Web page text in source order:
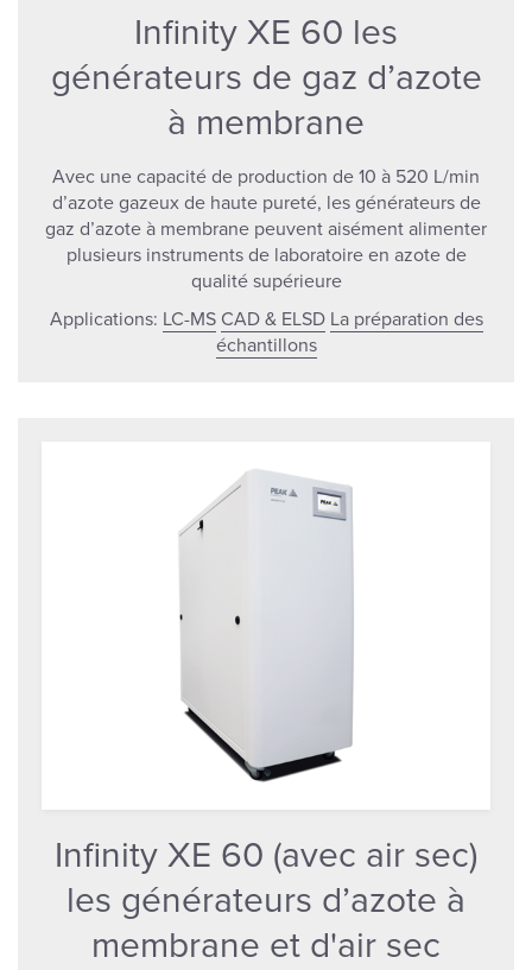
Infinity XE 60 les
générateurs de gaz d’azote
à membrane
Avec une capacité de production de 10 à 520 L/min
d’azote gazeux de haute pureté, les générateurs de
gaz d’azote à membrane peuvent aisément alimenter
plusieurs instruments de laboratoire en azote de
qualité supérieure
Applications: LC-MS CAD & ELSD La préparation des
échantillons
Infinity XE 60 (avec air sec)
les générateurs d’azote à
membrane et d'air sec